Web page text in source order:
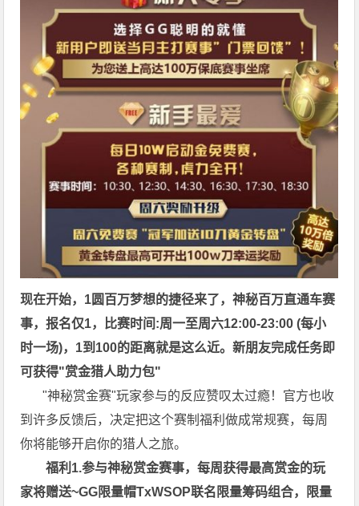
现在开始，1圆百万梦想的捷径来了，神秘百万直通车赛
事，报名仅1，比赛时间:周一至周六12:00-23:00 (每小
时一场)，1到100的距离就是这么近。新朋友完成任务即
可获得"赏金猎人助力包"
"神秘赏金赛"玩家参与的反应赞叹太过瘾！官方也收
到许多反馈后，决定把这个赛制福利做成常规赛，每周
你将能够开启你的猎人之旅。
福利1.参与神秘赏金赛事，每周获得最高赏金的玩
家将赠送~GG限量帽TxWSOP联名限量筹码组合，限量